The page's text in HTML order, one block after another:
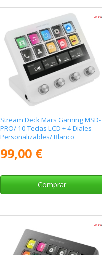
Stream Deck Mars Gaming MSD-
PRO/ 10 Teclas LCD + 4 Diales
Personalizables/ Blanco
99,00 €
Comprar